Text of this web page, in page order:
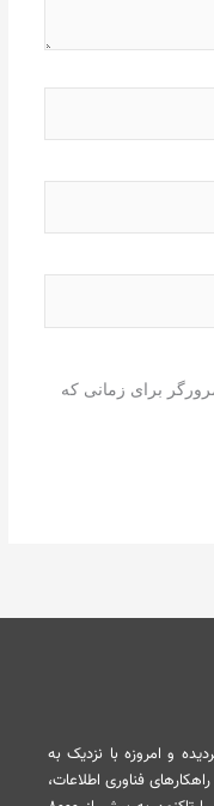
برای زمانی که
در سال ۱۳۷۶ تاسیس گردیده و امروزه با نزدیک به
فناوری اطلاعات،